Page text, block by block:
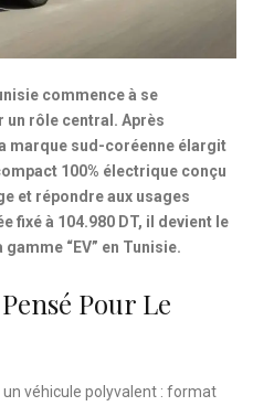
commence à se
un rôle central. Après
marque sud-coréenne élargit
100% électrique conçu
et répondre aux usages
fixé à 104.980 DT, il devient le
“EV” en Tunisie.
Pour Le
un véhicule polyvalent : format